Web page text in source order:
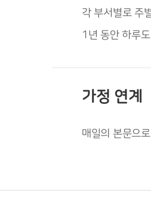
각 부서별로 주
1년 동안 하루
가정 연계
매일의 본문으